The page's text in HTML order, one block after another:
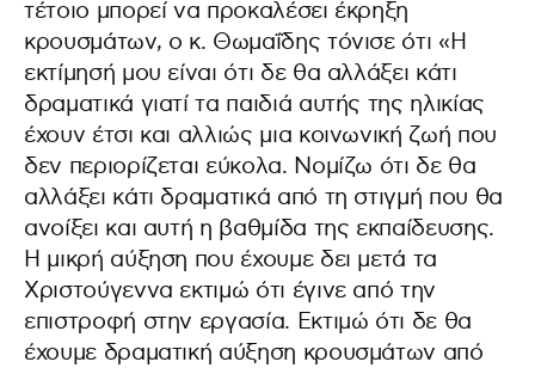
τέτοιο μπορεί να προκαλέσει έκρηξη
κρουσμάτων, ο κ. Θωμαΐδης τόνισε ότι «Η
εκτίμησή μου είναι ότι δε θα αλλάξει κάτι
δραματικά γιατί τα παιδιά αυτής της ηλικίας
έχουν έτσι και αλλιώς μια κοινωνική ζωή που
δεν περιορίζεται εύκολα. Νομίζω ότι δε θα
αλλάξει κάτι δραματικά από τη στιγμή που θα
ανοίξει και αυτή η βαθμίδα της εκπαίδευσης.
Η μικρή αύξηση που έχουμε δει μετά τα
Χριστούγεννα εκτιμώ ότι έγινε από την
επιστροφή στην εργασία. Εκτιμώ ότι δε θα
έχουμε δραματική αύξηση κρουσμάτων από